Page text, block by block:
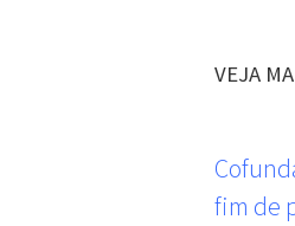
VEJA
fim de